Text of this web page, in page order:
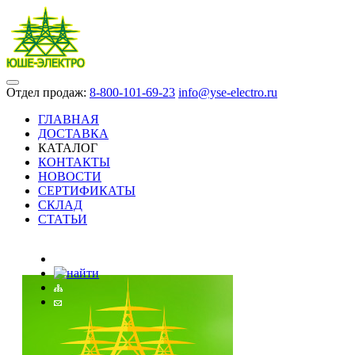
Отдел продаж: 8-800-101-69-23 info@yse-electro.ru
ГЛАВНАЯ
ДОСТАВКА
КАТАЛОГ
КОНТАКТЫ
НОВОСТИ
СЕРТИФИКАТЫ
СКЛАД
СТАТЬИ